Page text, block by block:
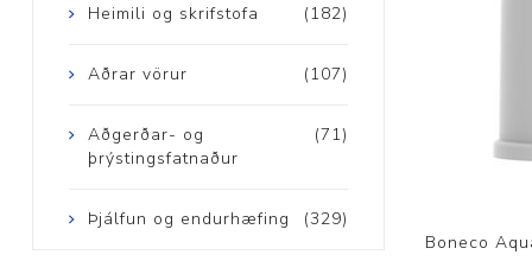
Boneco
(182)
Heimili og skrifstofa
(107)
Aðrar vörur
(71)
Aðgerðar- og
þrýstingsfatnaður
(329)
Þjálfun og endurhæfing